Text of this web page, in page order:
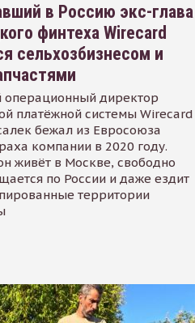
в Россию экс-глава
финтеха Wirecard
сельхозбизнесом и
директор
платёжной системы Wirecard
бежал из Евросоюза
компании в 2020 году.
живёт в Москве, свободно
по России и даже ездит
территории